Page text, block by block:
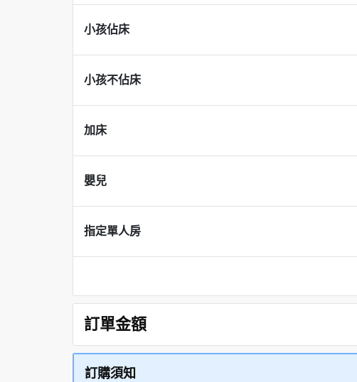
小孩佔床
小孩不佔床
加床
嬰兒
指定單人房
訂單金額
訂購須知